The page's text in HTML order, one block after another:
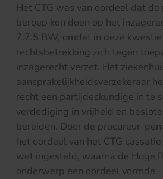
Het CTG was van oordeel dat
beroep kon doen op het
7.7.5 BW, omdat in deze
rechtsbetrekking zich tegen
inzagerecht verzet. Het
aansprakelijkheidsverzekeraar
recht een partijdeskundige in te
verdediging in vrijheid en
bereiden. Door de procureur-
het oordeel van het CTG
wet ingesteld, waarna de Hoge
onderwerp een oordeel vormde.